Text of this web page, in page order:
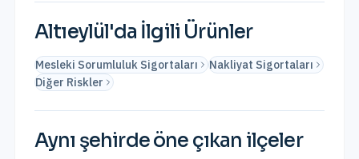
Altıeylül'da İlgili Ürünler
Mesleki Sorumluluk Sigortaları
Nakliyat Sigortaları
Diğer Riskler
Aynı şehirde öne çıkan ilçeler